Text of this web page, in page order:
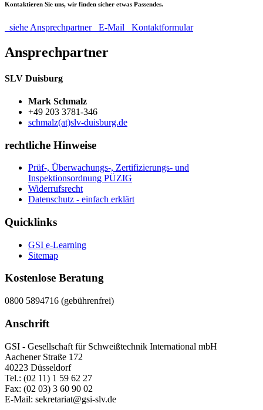
Kontaktieren Sie uns, wir finden sicher etwas Passendes.
siehe Ansprechpartner E-Mail Kontaktformular
Ansprechpartner
SLV Duisburg
Mark Schmalz
+49 203 3781-346
schmalz(at)slv-duisburg.de
rechtliche Hinweise
Prüf-, Überwachungs-, Zertifizierungs- und
Inspektionsordnung PÜZIG
Widerrufsrecht
Datenschutz - einfach erklärt
Quicklinks
GSI e-Learning
Sitemap
Kostenlose Beratung
0800 5894716 (gebührenfrei)
Anschrift
GSI - Gesellschaft für Schweißtechnik International mbH
Aachener Straße 172
40223 Düsseldorf
Tel.: (02 11) 1 59 62 27
Fax: (02 03) 3 60 90 02
E-Mail: sekretariat@gsi-slv.de